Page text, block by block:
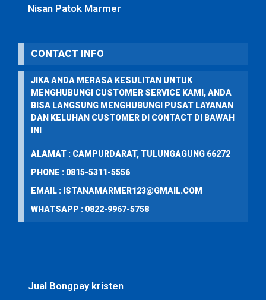
Nisan Patok Marmer
CONTACT INFO
JIKA ANDA MERASA KESULITAN UNTUK
MENGHUBUNGI CUSTOMER SERVICE KAMI, ANDA
BISA LANGSUNG MENGHUBUNGI PUSAT LAYANAN
DAN KELUHAN CUSTOMER DI CONTACT DI BAWAH
INI
ALAMAT : CAMPURDARAT, TULUNGAGUNG 66272
PHONE : 0815-5311-5556
EMAIL : ISTANAMARMER123@GMAIL.COM
WHATSAPP : 0822-9967-5758
Jual Bongpay kristen